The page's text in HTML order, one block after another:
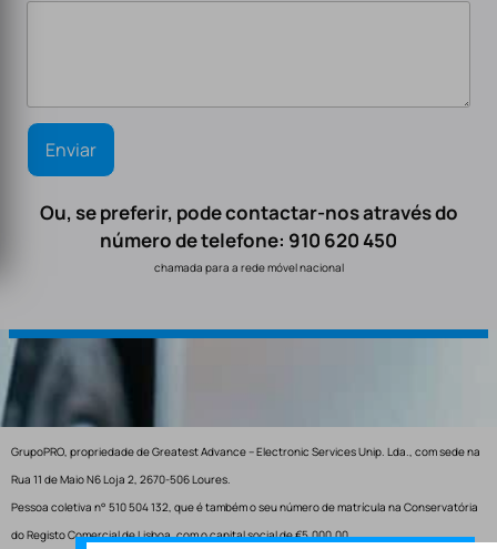
Ou, se preferir, pode contactar-nos através do
número de telefone: 910 620 450
chamada para a rede móvel nacional
GrupoPRO, propriedade de Greatest Advance – Electronic Services Unip. Lda., com sede na
Rua 11 de Maio N6 Loja 2, 2670-506 Loures.
Pessoa coletiva n° 510 504 132, que é também o seu número de matrícula na Conservatória
do Registo Comercial de Lisboa, com o capital social de €5.000,00.